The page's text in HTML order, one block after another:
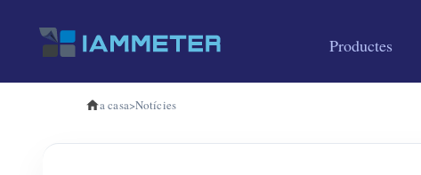
Productes
a casa>Notícies